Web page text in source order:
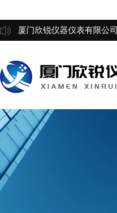
厦门欣锐仪器仪表有限公司